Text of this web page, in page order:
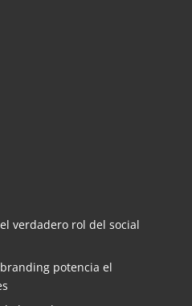
verdadero rol del social
potencia el